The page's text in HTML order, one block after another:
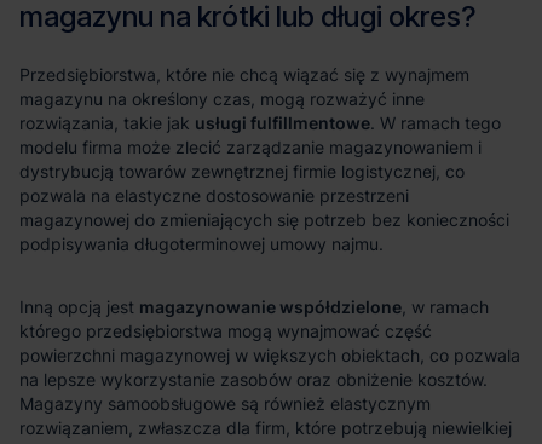
usługi fulfillmentowe
magazynowanie współdzielone